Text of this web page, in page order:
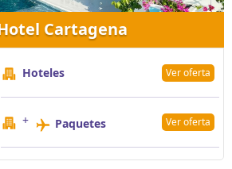
Cartagena
Hoteles Ver oferta
+ Paquetes Ver oferta